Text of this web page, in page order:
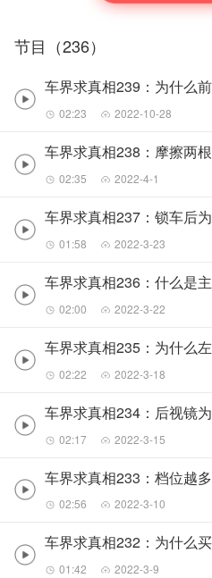
节目（236）
车界求真相239：为什么
02:23 2022-10-28
02:35 2022-4-1
01:58 2022-3-23
车界求真相236：什么是
02:00 2022-3-22
02:22 2022-3-18
车界求真相234：后视镜
02:17 2022-3-15
车界求真相233：档位越
02:56 2022-3-10
01:42 2022-3-9